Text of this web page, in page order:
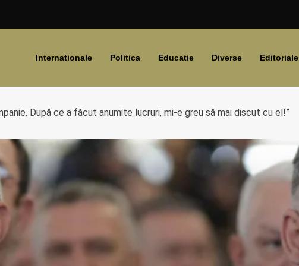
Internationale Politica Educatie Diverse Editoriale
După ce a făcut anumite lucruri, mi-e greu să mai discut cu el!”